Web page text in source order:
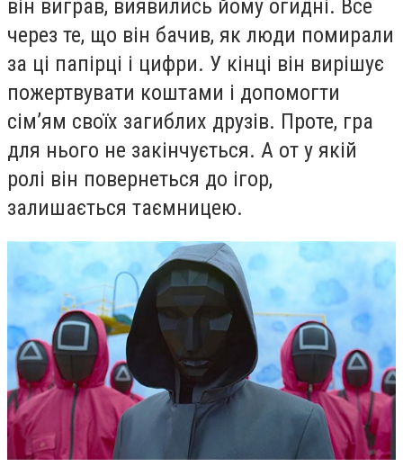
він виграв, виявились йому огидні. Все
через те, що він бачив, як люди помирали
за ці папірці і цифри. У кінці він вирішує
пожертвувати коштами і допомогти
сім’ям своїх загиблих друзів. Проте, гра
для нього не закінчується. А от у якій
ролі він повернеться до ігор,
залишається таємницею.